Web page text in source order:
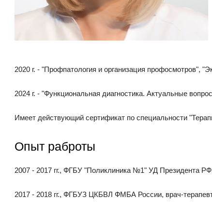
2020 г. - "Профпатология и организация профосмотров",
2024 г. - "Функциональная диагностика. Актуальные
Имеет действующий сертификат по специальности
Опыт раброты
2007 - 2017 гг., ФГБУ "Поликлиника №1" УД Президента
2017 - 2018 гг., ФГБУЗ ЦКБВЛ ФМБА России, врач-